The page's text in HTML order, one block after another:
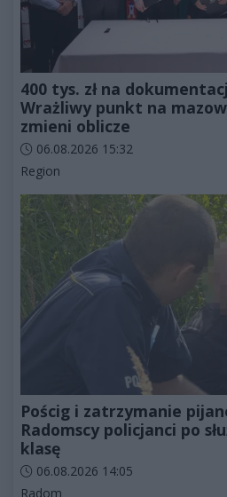
400 tys. zł na
Wrażliwy punkt na
zmieni oblicze
Data dodania artykułu:
06.08.2026 15:32
Kategorie artykułu:
Region
Pościg i zatrzymanie
Radomscy policjanci po
klasę
Data dodania artykułu:
06.08.2026 14:05
Kategorie artykułu:
Radom